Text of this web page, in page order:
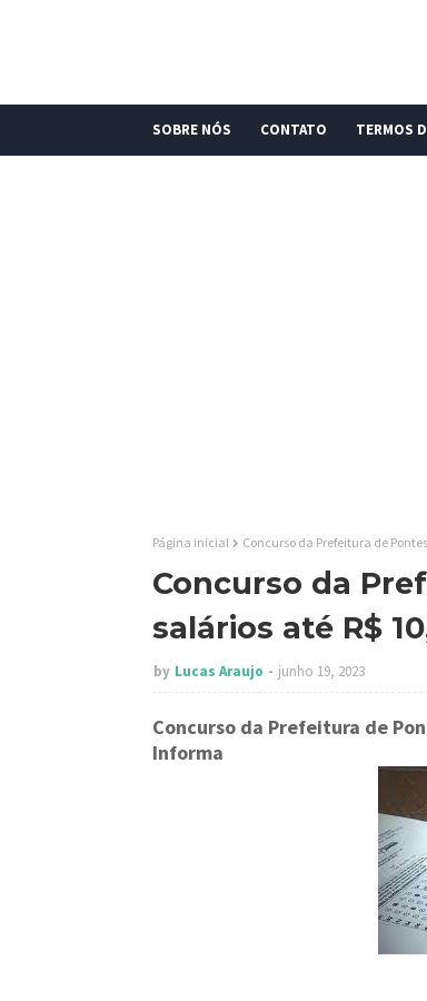
SOBRE NÓS CONTATO TERMOS
Página inicial Concurso da Prefeitura de
Concurso da
salários até R$
by Lucas Araujo junho 19, 2023
Concurso da Prefeitura de
Informa